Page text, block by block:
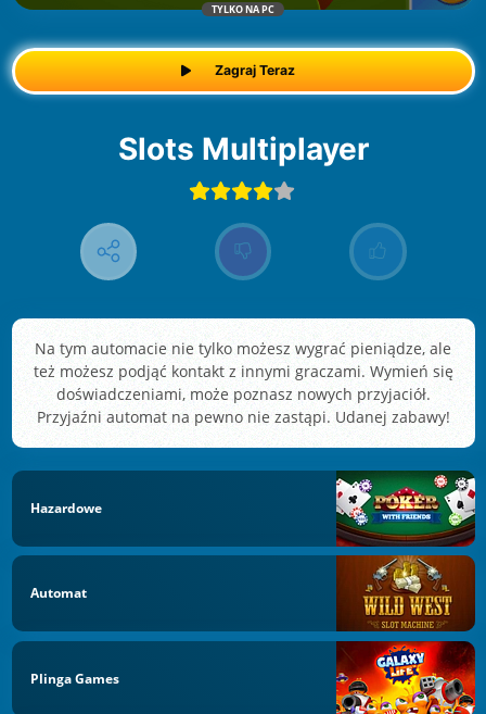
TYLKO NA PC
Zagraj Teraz
Slots Multiplayer
Na tym automacie nie tylko możesz wygrać pieniądze, ale
też możesz podjąć kontakt z innymi graczami. Wymień się
doświadczeniami, może poznasz nowych przyjaciół.
Przyjaźni automat na pewno nie zastąpi. Udanej zabawy!
Hazardowe
Automat
Plinga Games